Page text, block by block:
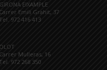
GIRONA EIXAMPLE
Carrer Emili Grahit, 37
Tel. 972 416 413
OLOT
Carrer Mulleras, 16
Tel. 972 268 350